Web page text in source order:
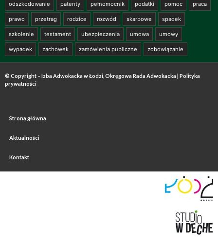
odszkodowanie patenty pełnomocnik podatki pomoc praca
prawo przetrag rodzice rozwód skarbowe spadek
szkolenie testament ubezpieczenia umowa umowy
wypadek zachowek zamówienia publiczne zobowiązanie
© Copyright – Izba Adwokacka w Łodzi, Okręgowa Rada Adwokacka | Polityka
prywatności
Strona główna
Aktualności
Kontakt